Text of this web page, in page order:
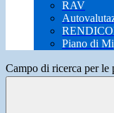
RAV
Piano di
Campo di ricerca per le